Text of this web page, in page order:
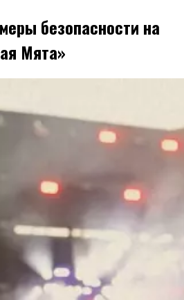
безопасности на
Мята»